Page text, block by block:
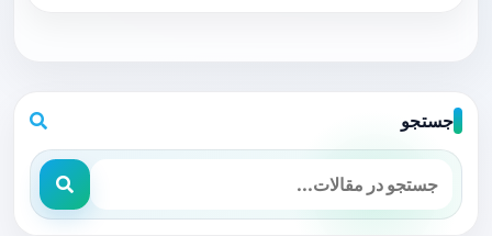
جستجو